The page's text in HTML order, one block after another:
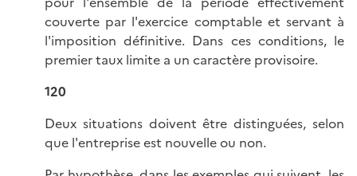
couverte par l'exercice comptable et servant à
l'imposition définitive. Dans ces conditions, le
premier taux limite a un caractère provisoire.
120
Deux situations doivent être distinguées, selon
que l'entreprise est nouvelle ou non.